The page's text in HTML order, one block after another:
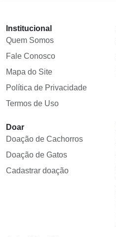
Institucional
Quem Somos
Fale Conosco
Mapa do Site
Política de Privacidade
Termos de Uso
Doar
Doação de Cachorros
Doação de Gatos
Cadastrar doação